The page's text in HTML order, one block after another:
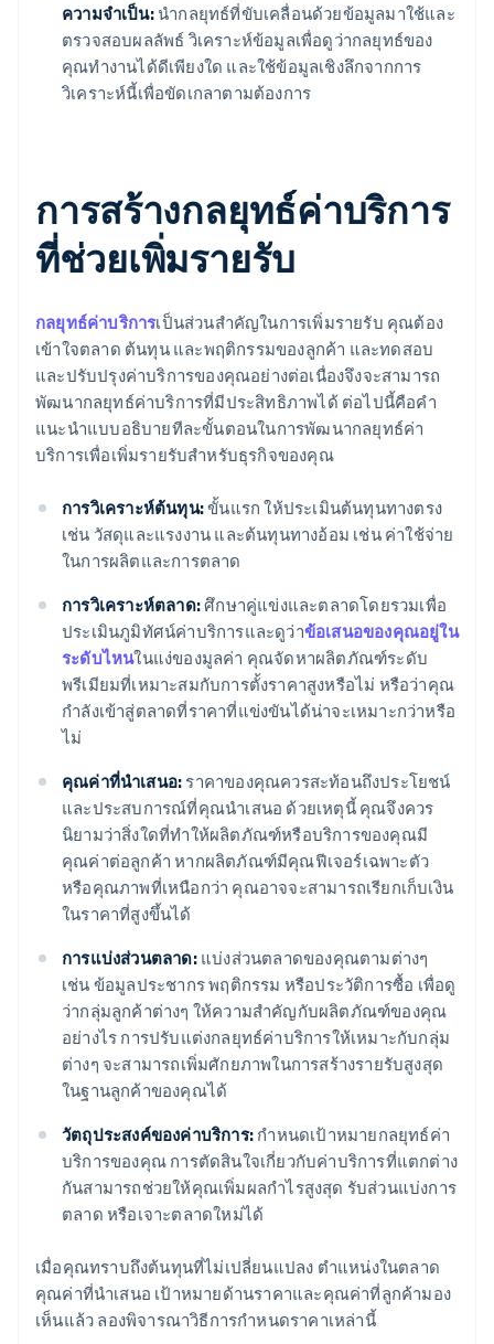
ความจำเป็น:นํากลยุทธ์ที่ขับเคลื่อนด้วยข้อมูลมาใช้และ
ตรวจสอบผลลัพธ์ วิเคราะห์ข้อมูลเพื่อดูว่ากลยุทธ์ของ
คุณทํางานได้ดีเพียงใด และใช้ข้อมูลเชิงลึกจากการ
วิเคราะห์นี้เพื่อขัดเกลาตามต้องการ
การสร้างกลยุทธ์ค่าบริการ
ที่ช่วยเพิ่มรายรับ
กลยุทธ์ค่าบริการเป็นส่วนสำคัญในการเพิ่มรายรับ คุณต้อง
เข้าใจตลาด ต้นทุน และพฤติกรรมของลูกค้า และทดสอบ
และปรับปรุงค่าบริการของคุณอย่างต่อเนื่องจึงจะสามารถ
พัฒนากลยุทธ์ค่าบริการที่มีประสิทธิภาพได้ ต่อไปนี้คือคํา
แนะนําแบบอธิบายทีละขั้นตอนในการพัฒนากลยุทธ์ค่า
บริการเพื่อเพิ่มรายรับสำหรับธุรกิจของคุณ
การวิเคราะห์ต้นทุน:ขั้นแรก ให้ประเมินต้นทุนทางตรง
เช่น วัสดุและแรงงาน และต้นทุนทางอ้อม เช่น ค่าใช้จ่าย
ในการผลิตและการตลาด
การวิเคราะห์ตลาด:ศึกษาคู่แข่งและตลาดโดยรวมเพื่อ
ประเมินภูมิทัศน์ค่าบริการและดูว่าข้อเสนอของคุณอยู่ใน
ระดับไหนในแง่ของมูลค่า คุณจัดหาผลิตภัณฑ์ระดับ
พรีเมียมที่เหมาะสมกับการตั้งราคาสูงหรือไม่ หรือว่าคุณ
กําลังเข้าสู่ตลาดที่ราคาที่แข่งขันได้น่าจะเหมาะกว่าหรือ
ไม่
คุณค่าที่นำเสนอ: ราคาของคุณควรสะท้อนถึงประโยชน์
และประสบการณ์ที่คุณนําเสนอ ด้วยเหตุนี้ คุณจึงควร
นิยามว่าสิ่งใดที่ทําให้ผลิตภัณฑ์หรือบริการของคุณมี
คุณค่าต่อลูกค้า หากผลิตภัณฑ์มีคุณฟีเจอร์เฉพาะตัว
หรือคุณภาพที่เหนือกว่า คุณอาจจะสามารถเรียกเก็บเงิน
ในราคาที่สูงขึ้นได้
การแบ่งส่วนตลาด:แบ่งส่วนตลาดของคุณตามต่างๆ
เช่น ข้อมูลประชากร พฤติกรรม หรือประวัติการซื้อ เพื่อดู
ว่ากลุ่มลูกค้าต่างๆ ให้ความสำคัญกับผลิตภัณฑ์ของคุณ
อย่างไร การปรับแต่งกลยุทธ์ค่าบริการให้เหมาะกับกลุ่ม
ต่างๆ จะสามารถเพิ่มศักยภาพในการสร้างรายรับสูงสุด
ในฐานลูกค้าของคุณได้
วัตถุประสงค์ของค่าบริการ: กําหนดเป้าหมายกลยุทธ์ค่า
บริการของคุณ การตัดสินใจเกี่ยวกับค่าบริการที่แตกต่าง
กันสามารถช่วยให้คุณเพิ่มผลกําไรสูงสุด รับส่วนแบ่งการ
ตลาด หรือเจาะตลาดใหม่ได้
เมื่อคุณทราบถึงต้นทุนที่ไม่เปลี่ยนแปลง ตําแหน่งในตลาด
คุณค่าที่นำเสนอ เป้าหมายด้านราคาและคุณค่าที่ลูกค้ามอง
เห็นแล้ว ลองพิจารณาวิธีการกำหนดราคาเหล่านี้